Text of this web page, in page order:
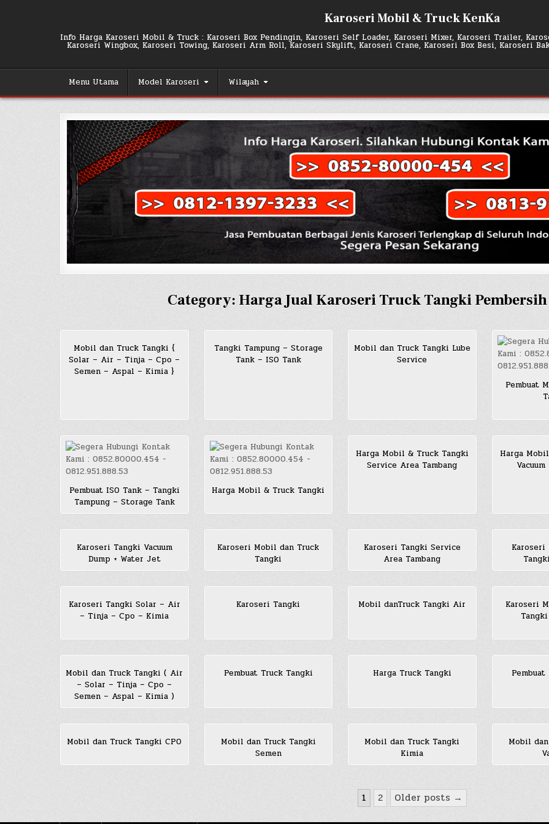
Karoseri Mobil & Truck KenKa
Info Harga Karoseri Mobil & Truck : Karoseri Box Pendingin, Karoseri Self Loader, Karoseri Mixer, Karoseri Trailer,
Karoseri Wingbox, Karoseri Towing, Karoseri Arm Roll, Karoseri Skylift, Karoseri Crane, Karoseri Box Besi, Karoseri
Menu Utama Model Karoseri Wilayah
Category: Harga Jual Karoseri Truck Tangki
Mobil dan Truck Tangki {
Solar – Air – Tinja – Cpo –
Semen – Aspal – Kimia }
Tangki Tampung – Storage
Tank – ISO Tank
Mobil dan Truck Tangki Lube
Service
Pembuat
Pembuat ISO Tank – Tangki
Tampung – Storage Tank
Harga Mobil & Truck Tangki
Harga Mobil & Truck Tangki
Service Area Tambang
Harga
Karoseri Tangki Vacuum
Dump + Water Jet
Karoseri Mobil dan Truck
Tangki
Karoseri Tangki Service
Area Tambang
Karoseri
Karoseri Tangki Solar – Air
– Tinja – Cpo – Kimia
Karoseri Tangki Mobil danTruck Tangki Air
Karoseri
Mobil dan Truck Tangki ( Air
– Solar – Tinja – Cpo –
Semen – Aspal – Kimia )
Pembuat Truck Tangki Harga Truck Tangki
Mobil dan Truck Tangki CPO
Mobil dan Truck Tangki
Semen
Mobil dan Truck Tangki
Kimia
Mobil
1 2 Older posts →